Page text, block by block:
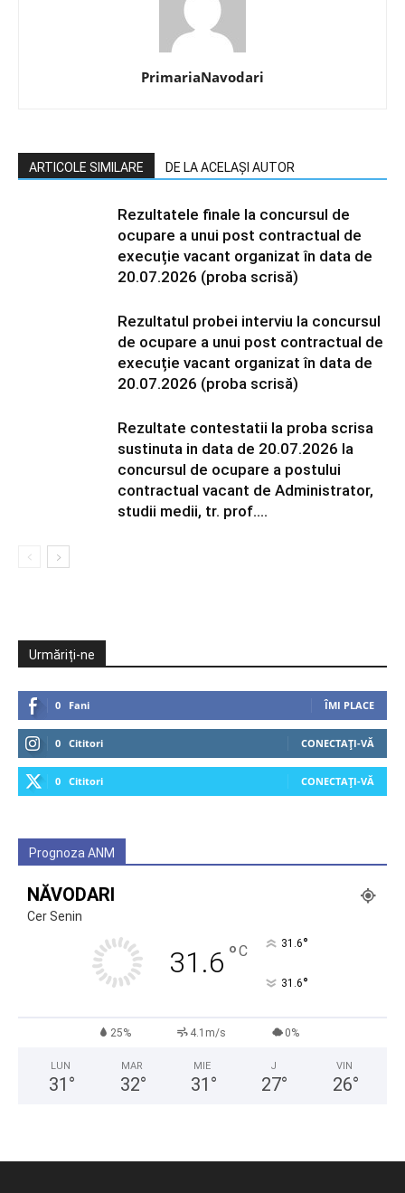
PrimariaNavodari
ARTICOLE SIMILARE DE LA ACELAȘI AUTOR
Rezultatele finale la concursul de
ocupare a unui post contractual de
execuție vacant organizat în data de
20.07.2026 (proba scrisă)
Rezultatul probei interviu la concursul
de ocupare a unui post contractual de
execuție vacant organizat în data de
20.07.2026 (proba scrisă)
Rezultate contestatii la proba scrisa
sustinuta in data de 20.07.2026 la
concursul de ocupare a postului
contractual vacant de Administrator,
studii medii, tr. prof....
Urmăriți-ne
0 Fani ÎMI PLACE
0 Cititori CONECTAȚI-VĂ
0 Cititori CONECTAȚI-VĂ
Prognoza ANM
NĂVODARI
Cer Senin
31.6 °C 31.6°
31.6°
25% 4.1m/s 0%
LUN
31 °
MAR
32°
MIE
31 °
J
27°
VIN
26°